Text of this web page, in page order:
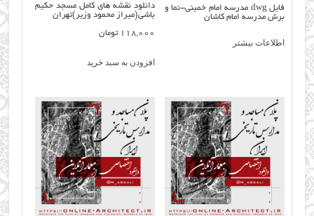
فایل dwg مدرسه امام خمینی-نما و
برش مدرسه امام کاشان
اطلاعات بیشتر
دانلود نقشه های کامل مسجد حکیم
باشی(میراز محمود وزیر)تهران
118,000 تومان
افزودن به سبد خرید